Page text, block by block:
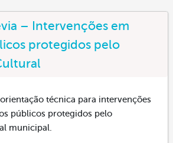
– Intervenções em
protegidos pelo
técnica para intervenções
públicos protegidos pelo
municipal.